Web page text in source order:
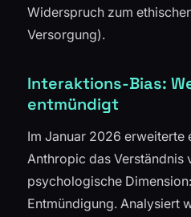
Widerspruch zum
Versorgung).
Interaktions-Bias:
entmündigt
Im Januar 2026 erweiterte
Anthropic das Verständnis
psychologische
Entmündigung. Analysiert